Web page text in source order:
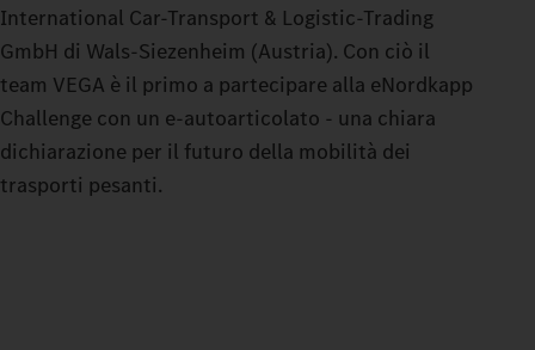
International Car-Transport & Logistic-Trading
GmbH di Wals-Siezenheim (Austria). Con ciò il
team VEGA è il primo a partecipare alla eNordkapp
Challenge con un e-autoarticolato - una chiara
dichiarazione per il futuro della mobilità dei
trasporti pesanti.